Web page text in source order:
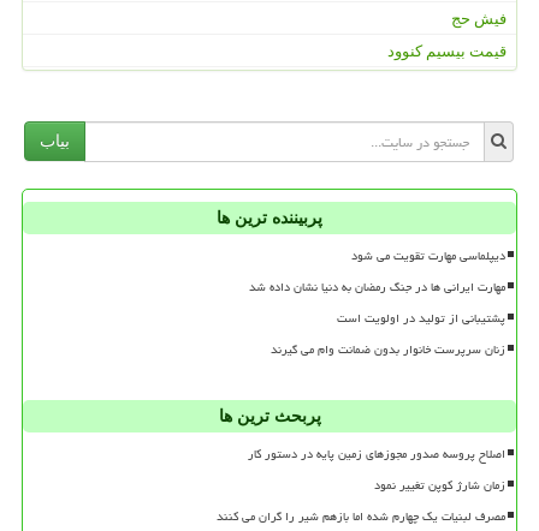
فیش حج
قیمت بیسیم کنوود
بیاب
پربیننده ترین ها
دیپلماسی مهارت تقویت می شود
مهارت ایرانی ها در جنگ رمضان به دنیا نشان داده شد
پشتیبانی از تولید در اولویت است
زنان سرپرست خانوار بدون ضمانت وام می گیرند
پربحث ترین ها
اصلاح پروسه صدور مجوزهای زمین پایه در دستور کار
زمان شارژ کوپن تغییر نمود
مصرف لبنیات یک چهارم شده اما بازهم شیر را گران می کنند